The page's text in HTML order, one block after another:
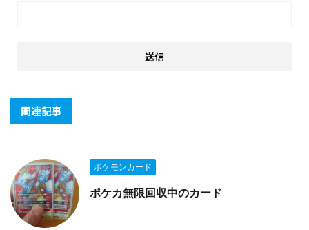
関連記事
ポケモンカード
ポケカ無限回収中のカード